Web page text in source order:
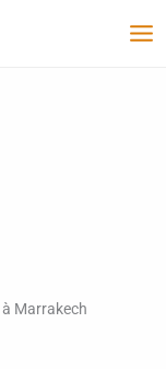
Marrakech